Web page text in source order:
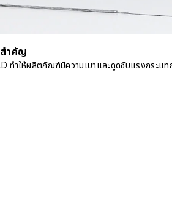
ำคัญ
ทำให้ผลิตภัณฑ์มีความเบาและดูดซับแรงกระแท